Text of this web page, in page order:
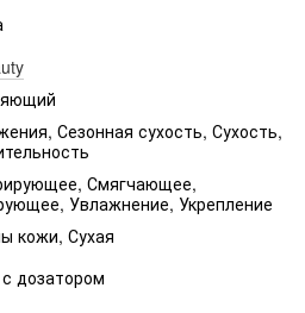
Сезонная сухость, Сухость,
Смягчающее,
Увлажнение, Укрепление
кожи, Сухая
дозатором